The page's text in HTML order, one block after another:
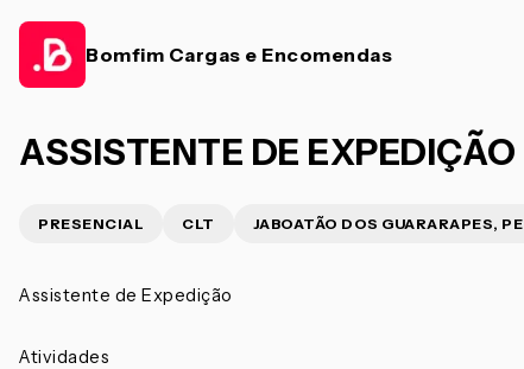
Bomfim Cargas e Encomendas
ASSISTENTE DE EXPEDIÇÃO
PRESENCIAL CLT JABOATÃO DOS GUARARAPES, PE
Assistente de Expedição
Atividades